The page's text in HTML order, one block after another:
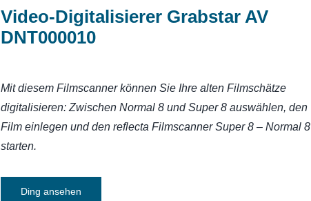
Video-Digitalisierer Grabstar AV
DNT000010
Mit diesem Filmscanner können Sie Ihre alten Filmschätze
digitalisieren: Zwischen Normal 8 und Super 8 auswählen, den
Film einlegen und den reflecta Filmscanner Super 8 – Normal 8
starten.
Ding ansehen